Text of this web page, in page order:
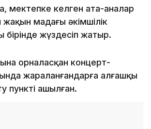
мектепке келген ата-аналар
маңдағы әкімшілік
бірінде жүздесіп жатыр.
орналасқан концерт-
жараланғандарға алғашқы
пункті ашылған.